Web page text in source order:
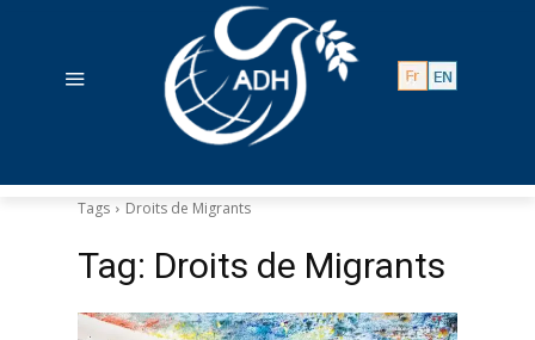
Tags Droits de Migrants
Tag: Droits de Migrants